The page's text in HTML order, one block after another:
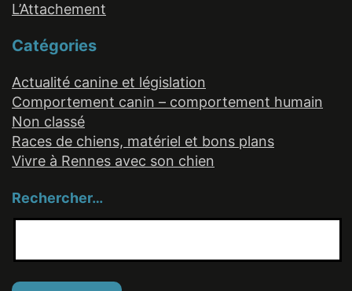
L’Attachement
Catégories
Actualité canine et législation
Comportement canin – comportement humain
Non classé
Races de chiens, matériel et bons plans
Vivre à Rennes avec son chien
Rechercher…